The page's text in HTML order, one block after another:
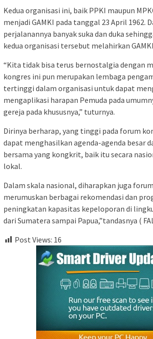
Kedua organisasi ini, baik PPKI maupun
menjadi GAMKI pada tanggal 23 April 1962.
perjalanannya banyak suka dan duka
kedua organisasi tersebut melahirkan
“Kita tidak bisa terus bernostalgia dengan
kongres ini pun merupakan lembaga
tertinggi dalam organisasi untuk dapat
mengaplikasi harapan Pemuda pada
gereja pada khususnya,” tuturnya.
Dirinya berharap, yang tinggi pada forum
dapat menghasilkan agenda-agenda besar
bersama yang kongkrit, baik itu secara
lokal.
Dalam skala nasional, diharapkan juga
merumuskan berbagai rekomendasi dan
peningkatan kapasitas kepeloporan di
dari Sumatera sampai Papua,”tandasnya (
Post Views: 16